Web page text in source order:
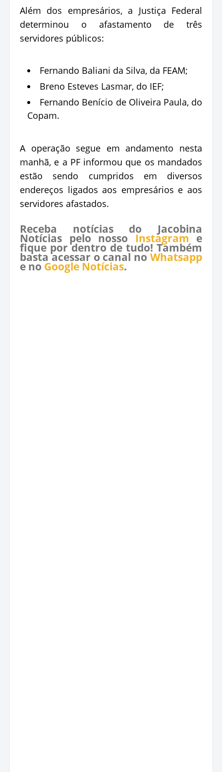
Além dos empresários, a Justiça Federal
determinou o afastamento de três
servidores públicos:
Fernando Baliani da Silva, da FEAM;
Breno Esteves Lasmar, do IEF;
Fernando Benício de Oliveira Paula, do
Copam.
A operação segue em andamento nesta
manhã, e a PF informou que os mandados
estão sendo cumpridos em diversos
endereços ligados aos empresários e aos
servidores afastados.
Receba notícias do Jacobina
Notícias pelo nosso Instagram e
fique por dentro de tudo! Também
basta acessar o canal no Whatsapp
e no Google Notícias.